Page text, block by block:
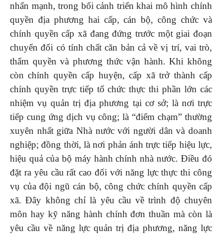
nhấn mạnh, trong bối cảnh triển khai mô hình chính
quyền địa phương hai cấp, cán bộ, công chức và
chính quyền cấp xã đang đứng trước một giai đoạn
chuyển đổi có tính chất căn bản cả về vị trí, vai trò,
thẩm quyền và phương thức vận hành. Khi không
còn chính quyền cấp huyện, cấp xã trở thành cấp
chính quyền trực tiếp tổ chức thực thi phần lớn các
nhiệm vụ quản trị địa phương tại cơ sở; là nơi trực
tiếp cung ứng dịch vụ công; là “điểm chạm” thường
xuyên nhất giữa Nhà nước với người dân và doanh
nghiệp; đồng thời, là nơi phản ánh trực tiếp hiệu lực,
hiệu quả của bộ máy hành chính nhà nước. Điều đó
đặt ra yêu cầu rất cao đối với năng lực thực thi công
vụ của đội ngũ cán bộ, công chức chính quyền cấp
xã. Đây không chỉ là yêu cầu về trình độ chuyên
môn hay kỹ năng hành chính đơn thuần mà còn là
yêu cầu về năng lực quản trị địa phương, năng lực